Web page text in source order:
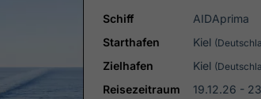
Schiff
AIDAprima
Starthafen
Kiel
Zielhafen Kiel
Reisezeitraum 19.12.26 -